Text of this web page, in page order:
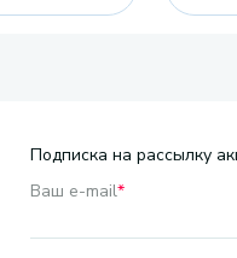
Подписка на рассылку
Ваш e-mail*